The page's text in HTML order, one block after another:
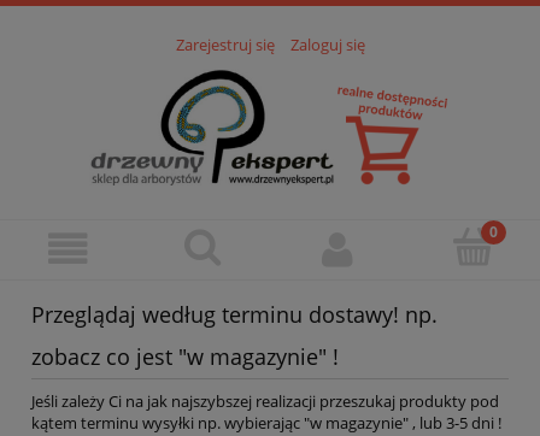
Zarejestruj się Zaloguj się
Przeglądaj według terminu dostawy! np.
zobacz co jest "w magazynie" !
Jeśli zależy Ci na jak najszybszej realizacji przeszukaj produkty pod
kątem terminu wysyłki np. wybierając "w magazynie" , lub 3-5 dni !